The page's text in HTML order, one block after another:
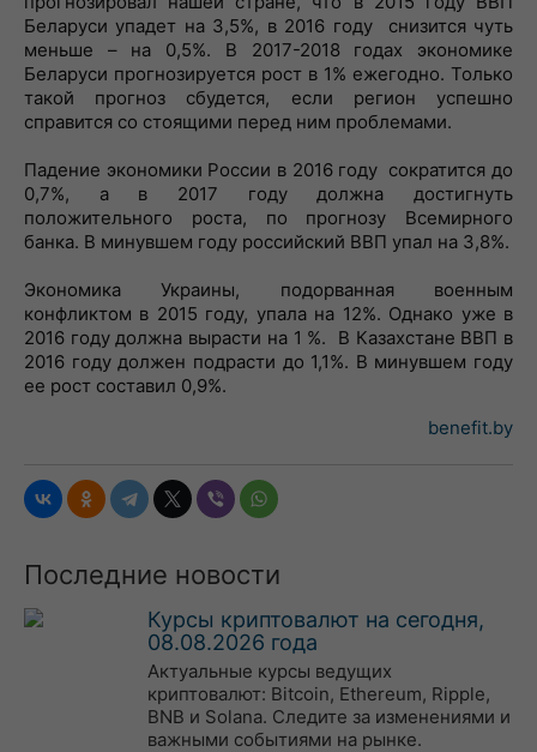
Беларуси упадет на 3,5%, в 2016 году снизится чуть
меньше – на 0,5%. В 2017-2018 годах экономике
Беларуси прогнозируется рост в 1% ежегодно. Только
такой прогноз сбудется, если регион успешно
справится со стоящими перед ним проблемами.
Падение экономики России в 2016 году сократится до
0,7%, а в 2017 году должна достигнуть
положительного роста, по прогнозу Всемирного
банка. В минувшем году российский ВВП упал на 3,8%.
Экономика Украины, подорванная военным
конфликтом в 2015 году, упала на 12%. Однако уже в
2016 году должна вырасти на 1 %. В Казахстане ВВП в
2016 году должен подрасти до 1,1%. В минувшем году
ее рост составил 0,9%.
benefit.by
Последние новости
Курсы криптовалют на сегодня,
08.08.2026 года
Актуальные курсы ведущих
криптовалют: Bitcoin, Ethereum, Ripple,
BNB и Solana. Следите за изменениями и
важными событиями на рынке.